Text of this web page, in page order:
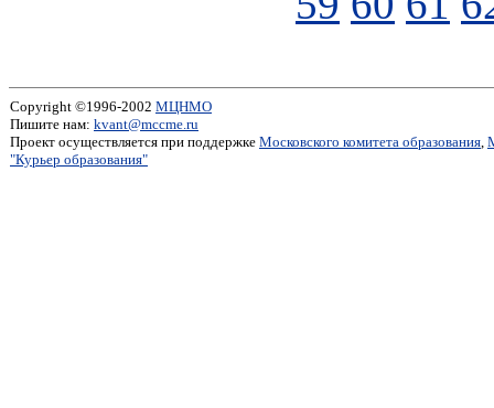
Copyright ©1996-2002 МЦНМО
Пишите нам: kvant@mccme.ru
Проект осуществляется при поддержке Московского комитета образования,
"Курьер образования"